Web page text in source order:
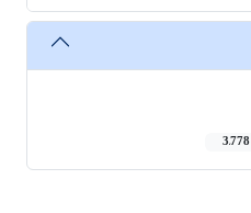
3,778